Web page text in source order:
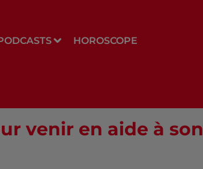
HOROSCOPE
venir en aide à